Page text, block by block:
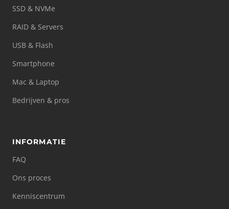
SSD & NVMe
RAID & Servers
USB & Flash
Smartphone
Mac & Laptop
Bedrijven & pros
INFORMATIE
FAQ
Ons proces
Kenniscentrum